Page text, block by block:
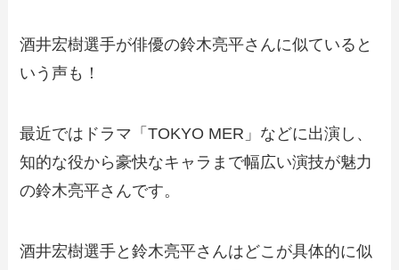
酒井宏樹選手が俳優の鈴木亮平さんに似ていると
いう声も！
最近ではドラマ「TOKYO MER」などに出演し、
知的な役から豪快なキャラまで幅広い演技が魅力
の鈴木亮平さんです。
酒井宏樹選手と鈴木亮平さんはどこが具体的に似